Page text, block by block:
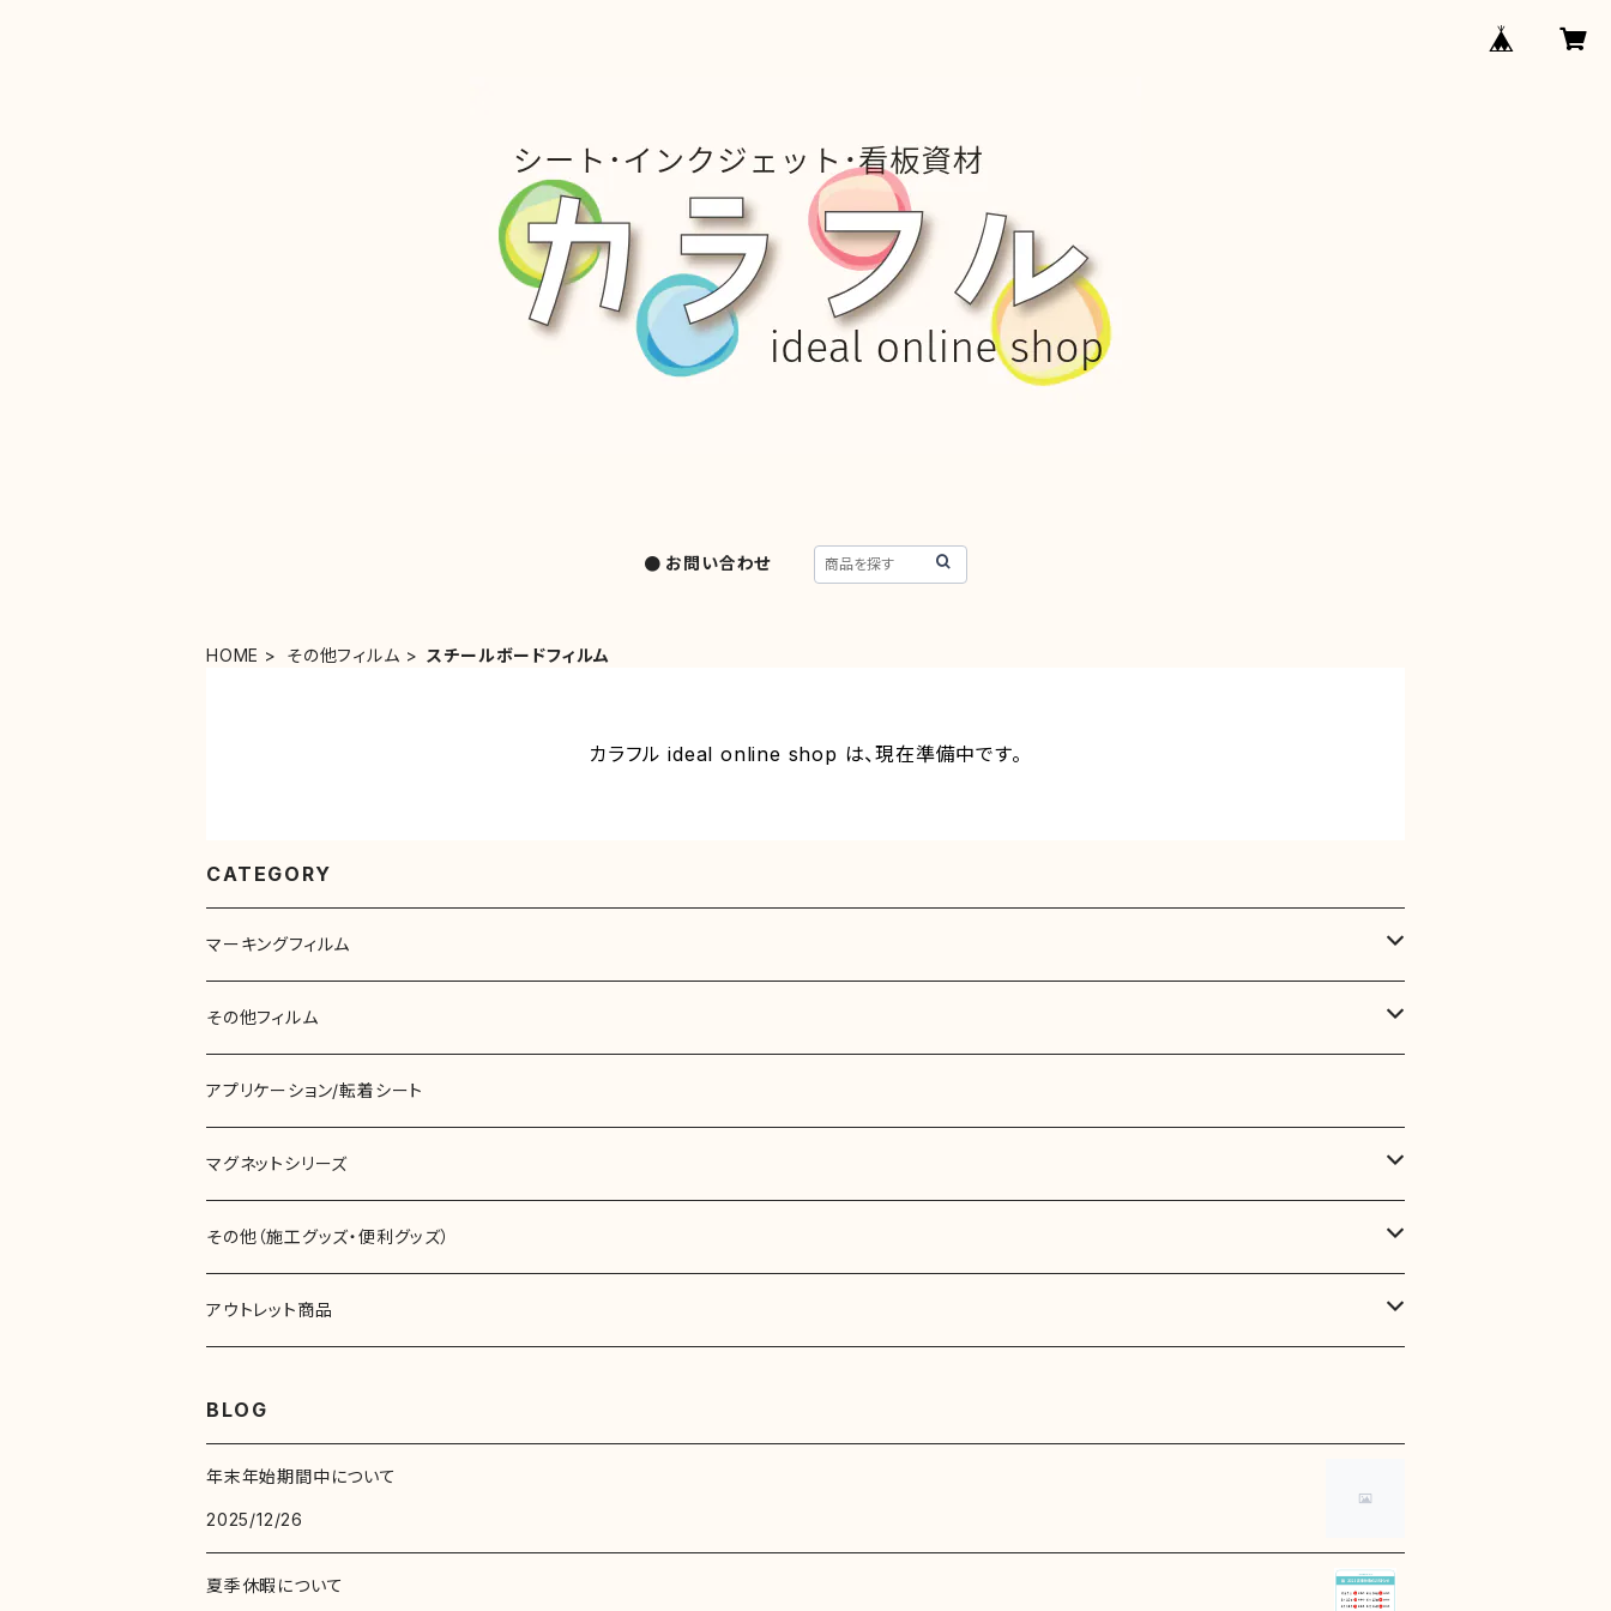
● お問い合わせ
HOME その他フィルム スチールボードフィルム
カラフル ideal online shop は、現在準備中です。
CATEGORY
マーキングフィルム
リベルタカラーリングシート（一般色）
切売
ロール
リベルタブライト（透明･半透明色)
切売
ロール
リベルタシリーズ（その他）
切売
ロール
ニチエカル00シリーズ（屋内用）
切売
リベルタシリーズ（その他）
リベルタカラーリングシート（透明･半透明色)
リベルタカラーリングシート（透明･半透明色)
リベルタシリーズ（その他）
その他フィルム
ガラス用装飾フィルム
切売
ロール
スチールボードフィルム
ラッピングフィルム
アプリケーション/転着シート
マグネットシリーズ
マグネットテープ
マグネットシート
その他（施工グッズ・便利グッズ）
両面テープ
アウトレット商品
その他
BLOG
年末年始期間中について
2025/12/26
夏季休暇について